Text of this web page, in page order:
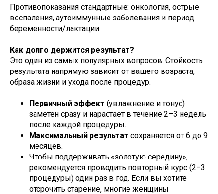
Противопоказания стандартные: онкология, острые
воспаления, аутоиммунные заболевания и период
беременности/лактации.
Как долго держится результат?
Это один из самых популярных вопросов. Стойкость
результата напрямую зависит от вашего возраста,
образа жизни и ухода после процедур.
Первичный эффект (увлажнение и тонус)
заметен сразу и нарастает в течение 2–3 недель
после каждой процедуры.
Максимальный результат сохраняется от 6 до 9
месяцев.
Чтобы поддерживать «золотую середину»,
рекомендуется проводить повторный курс (2–3
процедуры) один раз в год. Если вы хотите
отсрочить старение, многие женщины